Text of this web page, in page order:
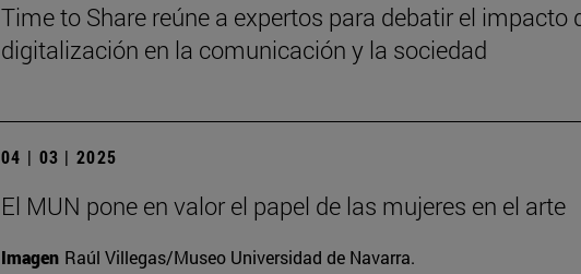
Time to Share reúne a expertos para debatir el impacto
digitalización en la comunicación y la sociedad
04 | 03 | 2025
El MUN pone en valor el papel de las mujeres en el arte
Imagen Raúl Villegas/Museo Universidad de Navarra.